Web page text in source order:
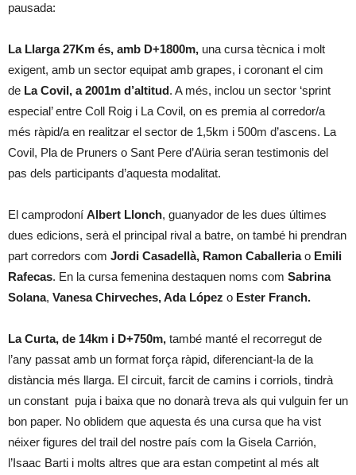
pausada:
La Llarga 27Km és, amb D+1800m, una cursa tècnica i molt
exigent, amb un sector equipat amb grapes, i coronant el cim
de La Covil, a 2001m d’altitud. A més, inclou un sector ‘sprint
especial’ entre Coll Roig i La Covil, on es premia al corredor/a
més ràpid/a en realitzar el sector de 1,5km i 500m d’ascens. La
Covil, Pla de Pruners o Sant Pere d’Aüria seran testimonis del
pas dels participants d’aquesta modalitat.
El camprodoní Albert Llonch, guanyador de les dues últimes
dues edicions, serà el principal rival a batre, on també hi prendran
part corredors com Jordi Casadellà, Ramon Caballeriao Emili
Rafecas. En la cursa femenina destaquen noms com Sabrina
Solana, Vanesa Chirveches, Ada López o Ester Franch.
La Curta, de 14km i D+750m, també manté el recorregut de
l’any passat amb un format força ràpid, diferenciant-la de la
distància més llarga. El circuit, farcit de camins i corriols, tindrà
un constant puja i baixa que no donarà treva als qui vulguin fer un
bon paper. No oblidem que aquesta és una cursa que ha vist
néixer figures del trail del nostre país com la Gisela Carrión,
l’Isaac Barti i molts altres que ara estan competint al més alt